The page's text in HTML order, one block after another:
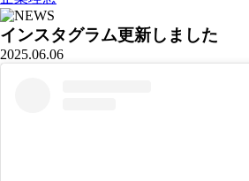
インスタグラム更新しました
2025.06.06